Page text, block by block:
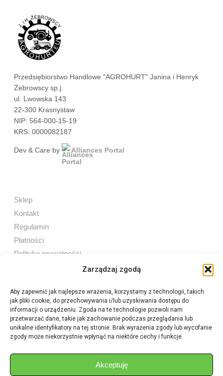
Zarządzaj zgodą
Aby zapewnić jak najlepsze wrażenia, korzystamy z technologii, takich
jak pliki cookie, do przechowywania i/lub uzyskiwania dostępu do
informacji o urządzeniu. Zgoda na te technologie pozwoli nam
przetwarzać dane, takie jak zachowanie podczas przeglądania lub
unikalne identyfikatory na tej stronie. Brak wyrażenia zgody lub wycofanie
zgody może niekorzystnie wpłynąć na niektóre cechy i funkcje.
Akceptuję
Przedsiębiorstwo Handlowe "AGROHURT" Janina i Henryk
Żebrowscy sp.j.
ul. Lwowska 143
22-300 Krasnystaw
NIP: 564-000-15-19
KRS: 0000082187
Dev & Care by Alliances Portal
Sklep
Kontakt
Regulamin
Płatności
Polityka prywatności
Sprzedaż internetowa
Tel:605 603 753
Sprzedaż detaliczna
aukcje.agrohurt@gmail.com